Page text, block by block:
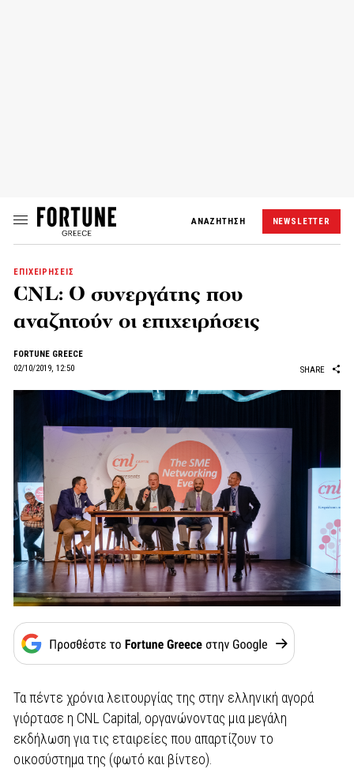
ΑΝΑΖΗΤΗΣΗ NEWSLETTER
ΕΠΙΧΕΙΡΗΣΕΙΣ
CNL: Ο συνεργάτης που
αναζητούν οι επιχειρήσεις
FORTUNE GREECE
02/10/2019, 12:50
SHARE
Τα πέντε χρόνια λειτουργίας της στην ελληνική αγορά
γιόρτασε η CNL Capital, οργανώνοντας μια μεγάλη
εκδήλωση για τις εταιρείες που απαρτίζουν το
οικοσύστημα της (φωτό και βίντεο).